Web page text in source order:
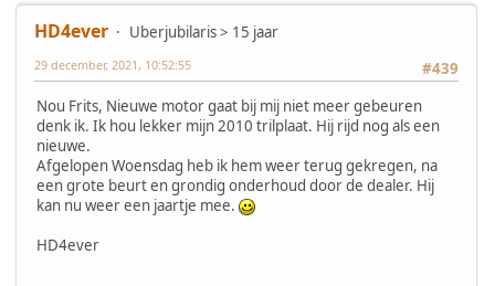
HD4ever
Uberjubilaris > 15 jaar
#439
29 december, 2021, 10:52:55
Nou Frits, Nieuwe motor gaat bij mij niet meer gebeuren
denk ik. Ik hou lekker mijn 2010 trilplaat. Hij rijd nog als een
nieuwe.
Afgelopen Woensdag heb ik hem weer terug gekregen, na
een grote beurt en grondig onderhoud door de dealer. Hij
kan nu weer een jaartje mee.
HD4ever